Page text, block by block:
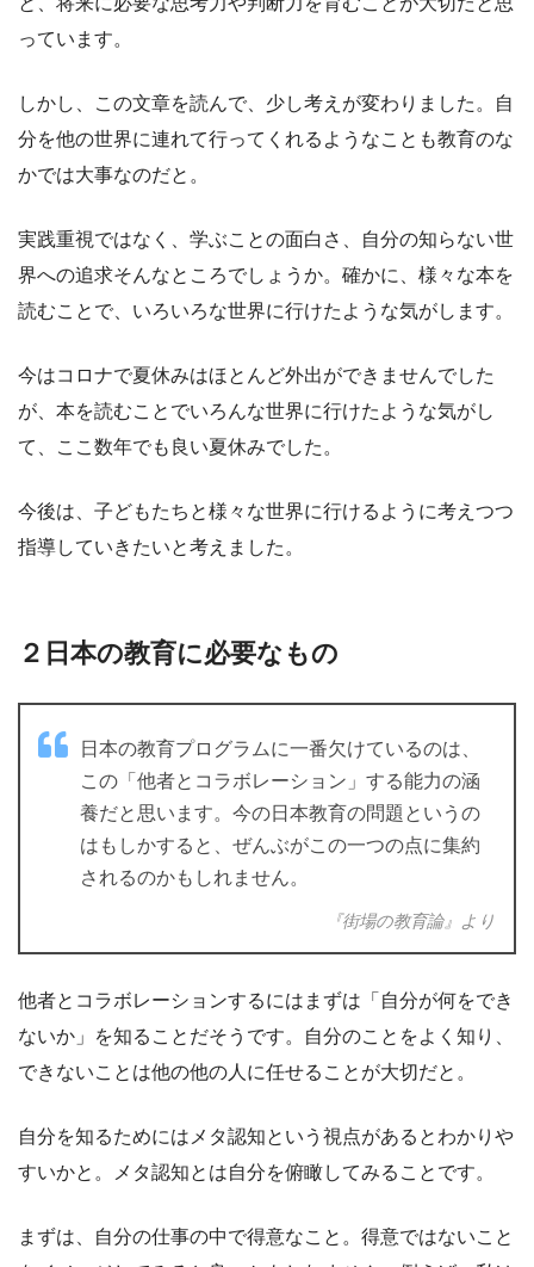
っています。
しかし、この文章を読んで、少し考えが変わりました。自
分を他の世界に連れて行ってくれるようなことも教育のな
かでは大事なのだと。
実践重視ではなく、学ぶことの面白さ、自分の知らない世
界への追求そんなところでしょうか。確かに、様々な本を
読むことで、いろいろな世界に行けたような気がします。
今はコロナで夏休みはほとんど外出ができませんでした
が、本を読むことでいろんな世界に行けたような気がし
て、ここ数年でも良い夏休みでした。
今後は、子どもたちと様々な世界に行けるように考えつつ
指導していきたいと考えました。
２日本の教育に必要なもの
日本の教育プログラムに一番欠けているのは、
この「他者とコラボレーション」する能力の涵
養だと思います。今の日本教育の問題というの
はもしかすると、ぜんぶがこの一つの点に集約
されるのかもしれません。
『街場の教育論』より
他者とコラボレーションするにはまずは「自分が何をでき
ないか」を知ることだそうです。自分のことをよく知り、
できないことは他の他の人に任せることが大切だと。
自分を知るためにはメタ認知という視点があるとわかりや
すいかと。メタ認知とは自分を俯瞰してみることです。
まずは、自分の仕事の中で得意なこと。得意ではないこと